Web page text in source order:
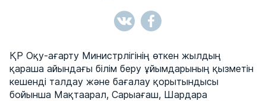
ҚР Оқу-ағарту Министрлігінің өткен жылдың
қараша айындағы білім беру ұйымдарының қызметін
кешенді талдау және бағалау қорытындысы
бойынша Мақтаарал, Сарыағаш, Шардара